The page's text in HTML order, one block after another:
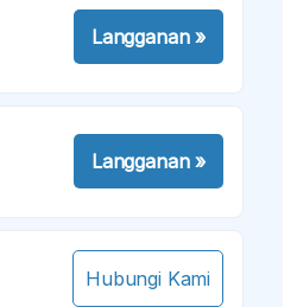
Langganan»
Langganan»
Hubungi Kami